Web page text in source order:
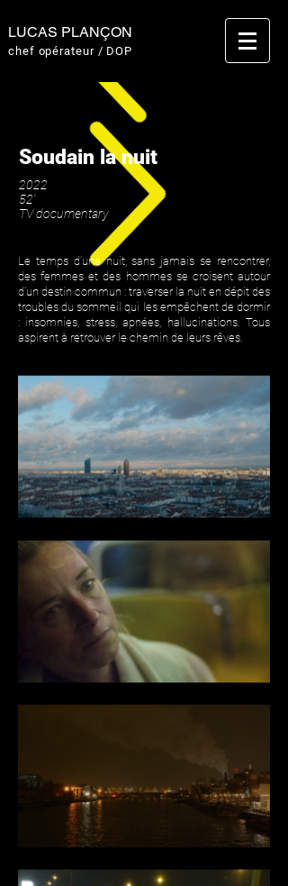
LUCAS PLANÇON
chef opérateur / DOP
Soudain la nuit
2022
52'
TV documentary
Le temps d’une nuit, sans jamais se rencontrer,
des femmes et des hommes se croisent autour
d’un destin commun : traverser la nuit en dépit des
troubles du sommeil qui les empêchent de dormir
: insomnies, stress, apnées, hallucinations. Tous
aspirent à retrouver le chemin de leurs rêves.